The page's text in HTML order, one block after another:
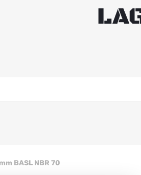
BASL NBR 70